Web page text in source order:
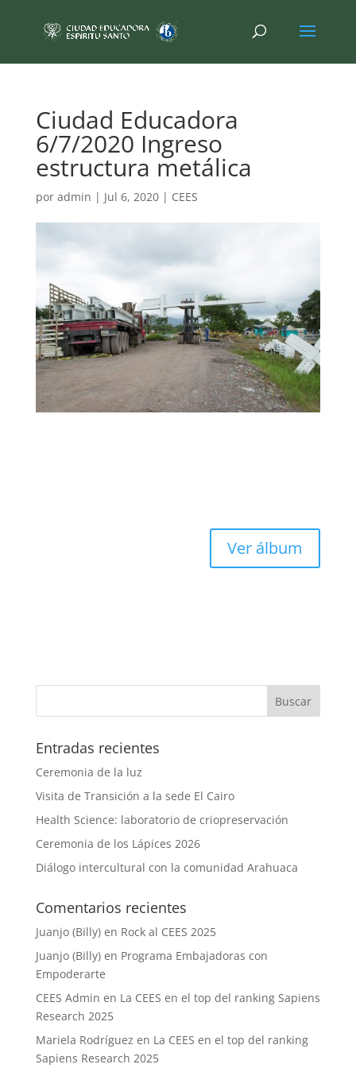
Ciudad Educadora
6/7/2020 Ingreso
estructura metálica
por admin | Jul 6, 2020| CEES
Ver álbum
Entradas recientes
Ceremonia de la luz
Visita de Transición a la sede El Cairo
Health Science: laboratorio de criopreservación
Ceremonia de los Lápices 2026
Diálogo intercultural con la comunidad Arahuaca
Comentarios recientes
Juanjo (Billy)en Rock al CEES 2025
Juanjo (Billy)en Programa Embajadoras con
Empoderarte
CEES Admin en La CEES en el top del ranking Sapiens
Research 2025
Mariela Rodríguez en La CEES en el top del ranking
Sapiens Research 2025